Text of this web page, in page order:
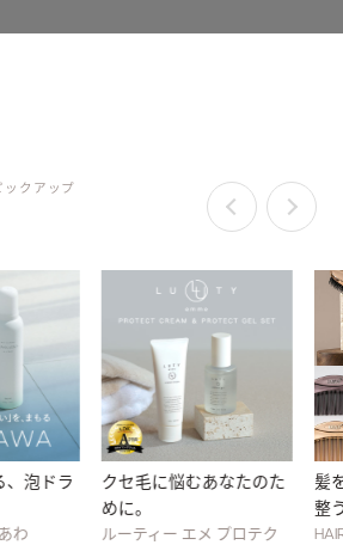
ックアップ
クセ毛に悩むあなたのた
ルーティー エメ プロテク
髪をとか
HAIRSTAR